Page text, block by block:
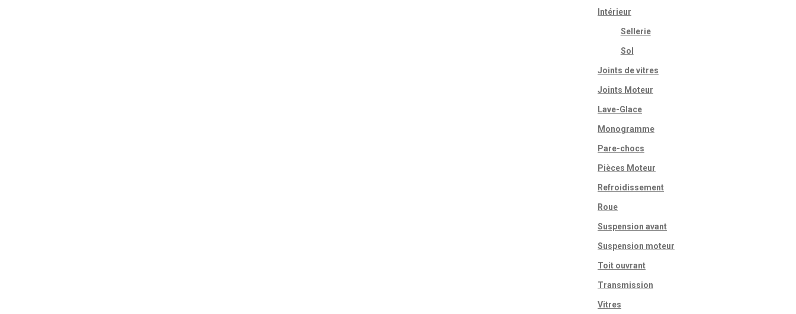
Intérieur
Sellerie
Sol
Joints de vitres
Joints Moteur
Lave-Glace
Monogramme
Pare-chocs
Pièces Moteur
Refroidissement
Roue
Suspension avant
Suspension moteur
Toit ouvrant
Transmission
Vitres